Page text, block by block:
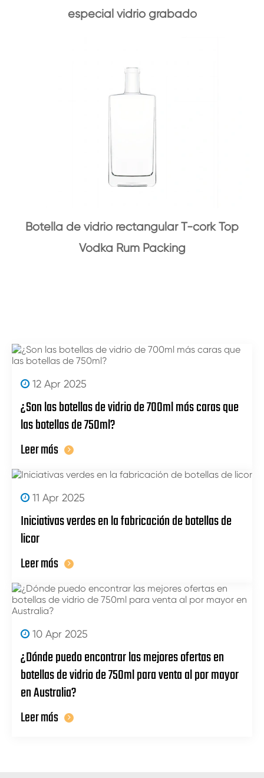
especial vidrio grabado
Botella de vidrio rectangular T-cork Top
Vodka Rum Packing
12 Apr 2025
¿Son las botellas de vidrio de 700ml más caras que
las botellas de 750ml?
Leer más
11 Apr 2025
Iniciativas verdes en la fabricación de botellas de
licor
Leer más
10 Apr 2025
¿Dónde puedo encontrar las mejores ofertas en
botellas de vidrio de 750ml para venta al por mayor
en Australia?
Leer más